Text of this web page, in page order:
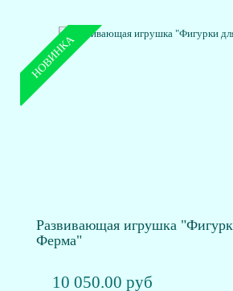
НОВИНКА
Развивающая игрушка
Ферма"
10 050.00 руб